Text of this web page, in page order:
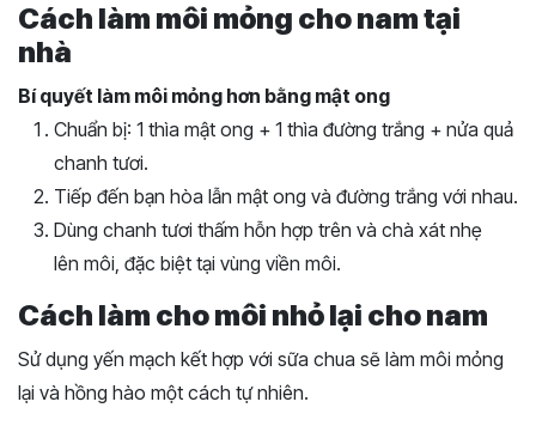
Cách làm môi mỏng cho nam tại
nhà
Bí quyết làm môi mỏng hơn bằng mật ong
Chuẩn bị: 1 thìa mật ong + 1 thìa đường trắng + nửa quả
chanh tươi.
Tiếp đến bạn hòa lẫn mật ong và đường trắng với nhau.
Dùng chanh tươi thấm hỗn hợp trên và chà xát nhẹ
lên môi, đặc biệt tại vùng viền môi.
Cách làm cho môi nhỏ lại cho nam
Sử dụng yến mạch kết hợp với sữa chua sẽ làm môi mỏng
lại và hồng hào một cách tự nhiên.